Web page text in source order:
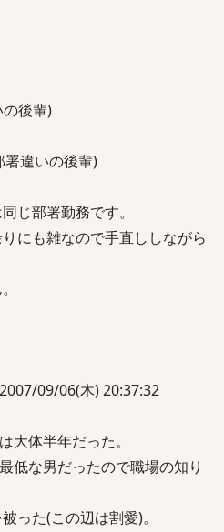
後輩)
署違いの後輩)
じ部署勤務です。
にも雑なので手直ししながら
09/06(木) 20:37:32
大体半年だった。
低な男だったので職場の知り
った(この辺は割愛)。